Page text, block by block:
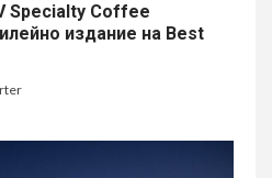
Specialty Coffee
издание на Best